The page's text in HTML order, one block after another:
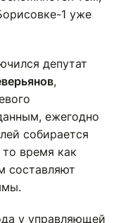
1 уже
депутат
,
ежегодно
собирается
то время как
составляют
у управляющей